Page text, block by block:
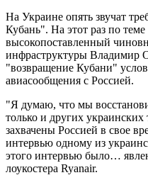
На Украине опять звучат
Кубань". На этот раз по
высокопоставленный
инфраструктуры Владимир
"возвращение Кубани"
авиасообщения с Россией.
"Я думаю, что мы
только и других
захвачены Россией в свое
интервью одному из
этого интервью было…
лоукостера Ryanair.